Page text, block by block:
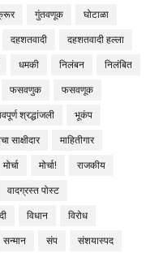
गुंतवणूक
घोटाळा
दहशतवादी
दहशतवादी हल्ला
धमकी निलंबन
निलंबित
फसवणुक
फसवणूक
श्रद्धांजली
भूकंप
साक्षीदार
माहितीगार
मोर्चा मोर्चा!
राजकीय
वादग्रस्त पोस्ट
विधान
विरोध
सन्मान संप
संशयास्पद